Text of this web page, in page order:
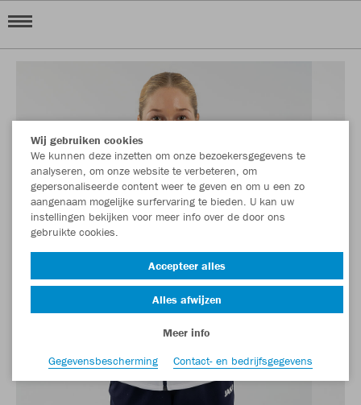
Wij gebruiken cookies
We kunnen deze inzetten om onze bezoekersgegevens te
analyseren, om onze website te verbeteren, om
gepersonaliseerde content weer te geven en om u een zo
aangenaam mogelijke surfervaring te bieden. U kan uw
instellingen bekijken voor meer info over de door ons
gebruikte cookies.
Accepteer alles
Alles afwijzen
Meer info
Gegevensbescherming
Contact- en bedrijfsgegevens